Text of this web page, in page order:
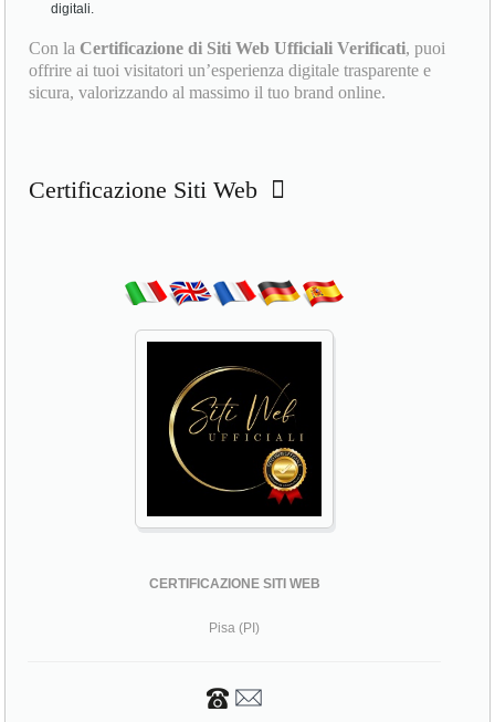
digitali.
Con la Certificazione di Siti Web Ufficiali Verificati, puoi
offrire ai tuoi visitatori un’esperienza digitale trasparente e
sicura, valorizzando al massimo il tuo brand online.
Certificazione Siti Web
CERTIFICAZIONE SITI WEB
Pisa (PI)